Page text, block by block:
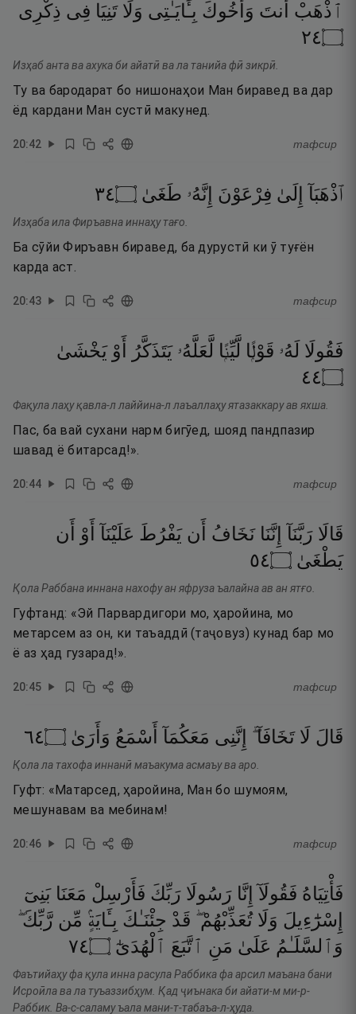
ٱذْهَبْ أَنتَ وَأَخُوكَ بِـَٔايَـٰتِى وَلَا تَنِيَا فِى ذِكْرِى
۝٤٢
Изҳаб анта ва ахука би айатӣ ва ла танийа фӣ зикрӣ.
Ту ва бародарат бо нишонаҳои Ман биравед ва дар
ёд кардани Ман сустӣ макунед.
20:42 тафсир
ٱذْهَبَآ إِلَىٰ فِرْعَوْنَ إِنَّهُۥ طَغَىٰ ۝٤٣
Изҳаба ила Фиръавна иннаҳу тағо.
Ба сӯйи Фиръавн биравед, ба дурустӣ ки ӯ туғён
карда аст.
20:43 тафсир
فَقُولَا لَهُۥ قَوْلًۭا لَّيِّنًۭا لَّعَلَّهُۥ يَتَذَكَّرُ أَوْ يَخْشَىٰ
۝٤٤
Фақула лаҳу қавла-л лаййина-л лаъаллаҳу ятазаккару ав яхша.
Пас, ба вай сухани нарм бигӯед, шояд пандпазир
шавад ё битарсад!».
20:44 тафсир
قَالَا رَبَّنَآ إِنَّنَا نَخَافُ أَن يَفْرُطَ عَلَيْنَآ أَوْ
أَن
يَطْغَىٰ ۝٤٥
Қола Раббана иннана нахофу ан яфруза ъалайна ав ан ятғо.
Гуфтанд: «Эй Парвардигори мо, ҳаройина, мо
метарсем аз он, ки таъаддӣ (таҷовуз) кунад бар мо
ё аз ҳад гузарад!».
20:45 тафсир
قَالَ لَا تَخَافَآ ۖ إِنَّنِى مَعَكُمَآ أَسْمَعُ وَأَرَىٰ ۝٤٦
Қола ла тахофа иннанӣ маъакума асмаъу ва аро.
Гуфт: «Матарсед, ҳаройина, Ман бо шумоям,
мешунавам ва мебинам!
20:46 тафсир
فَأْتِيَاهُ فَقُولَآ إِنَّا رَسُولَا رَبِّكَ فَأَرْسِلْ مَعَنَا بَنِىٓ
إِسْرَٰٓءِيلَ وَلَا تُعَذِّبْهُمْ ۖ قَدْ جِئْنَـٰكَ بِـَٔايَةٍۢ مِّن رَّبِّكَ ۖ
وَٱلسَّلَـٰمُ عَلَىٰ مَنِ ٱتَّبَعَ ٱلْهُدَىٰٓ ۝٤٧
Фаътийаҳу фа қула инна расула Раббика фа арсил маъана бани
Исроӣла ва ла туъаззибҳум. Қад ҷиънака би айати-м ми-р-
Раббик. Ва-с-саламу ъала мани-т-табаъа-л-ҳуда.